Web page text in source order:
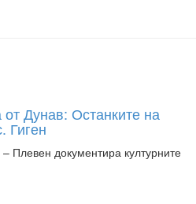
Дунав: Останките на
Гиген
Плевен документира културните